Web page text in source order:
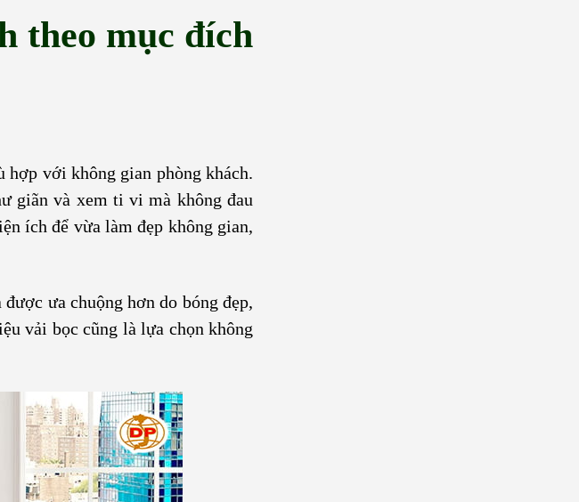
theo mục đích
hợp với không gian phòng khách.
giãn và xem ti vi mà không đau
ích để vừa làm đẹp không gian,
ưa chuộng hơn do bóng đẹp,
vải bọc cũng là lựa chọn không